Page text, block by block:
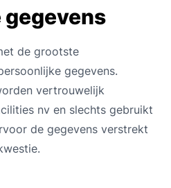
de grootste
gegevens.
vertrouwelijk
nv en slechts gebruikt
de gegevens verstrekt